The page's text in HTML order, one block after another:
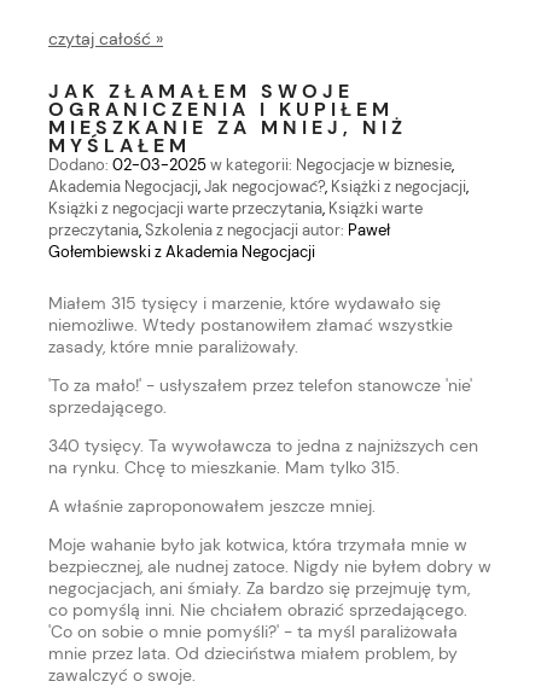
czytaj całość »
JAK ZŁAMAŁEM SWOJE
OGRANICZENIA I KUPIŁEM
MIESZKANIE ZA MNIEJ, NIŻ
MYŚLAŁEM
Dodano: 02-03-2025w kategorii: Negocjacje w biznesie,
Akademia Negocjacji,Jak negocjować?, Książki z negocjacji,
Książki z negocjacji warte przeczytania, Książki warte
przeczytania,Szkolenia z negocjacji autor: Paweł
Gołembiewski z Akademia Negocjacji
Miałem 315 tysięcy i marzenie, które wydawało się
niemożliwe. Wtedy postanowiłem złamać wszystkie
zasady, które mnie paraliżowały.
'To za mało!' - usłyszałem przez telefon stanowcze 'nie'
sprzedającego.
340 tysięcy. Ta wywoławcza to jedna z najniższych cen
na rynku. Chcę to mieszkanie. Mam tylko 315.
A właśnie zaproponowałem jeszcze mniej.
Moje wahanie było jak kotwica, która trzymała mnie w
bezpiecznej, ale nudnej zatoce. Nigdy nie byłem dobry w
negocjacjach, ani śmiały. Za bardzo się przejmuję tym,
co pomyślą inni. Nie chciałem obrazić sprzedającego.
'Co on sobie o mnie pomyśli?' - ta myśl paraliżowała
mnie przez lata. Od dzieciństwa miałem problem, by
zawalczyć o swoje.